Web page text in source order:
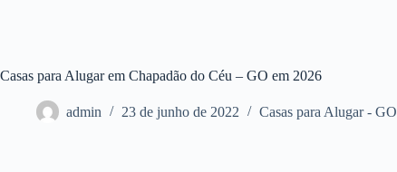
Casas para Alugar em Chapadão do Céu – GO em 2026
admin 23 de junho de 2022 Casas para Alugar - GO